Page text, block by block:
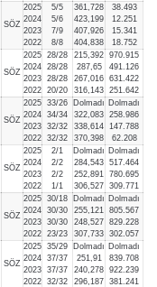
SÖZ
2025
2024
2023
2022
5/5
5/6
7/9
8/8
361,728
423,199
407,926
404,838
38.493
12.251
15.341
18.752
SÖZ
2025
2024
2023
2022
28/28
28/28
28/28
20/20
215,392
287,65
267,016
316,143
970.915
491.126
631.422
251.642
SÖZ
2025
2024
2023
2022
33/26
34/34
32/32
32/32
Dolmadı
322,083
338,614
370,398
Dolmadı
258.986
147.788
62.208
SÖZ
2025
2024
2023
2022
2/1
2/2
2/2
1/1
Dolmadı
284,543
252,891
306,527
Dolmadı
517.464
780.695
309.771
SÖZ
2025
2024
2023
2022
30/18
30/30
30/30
23/23
Dolmadı
255,121
248,527
307,733
Dolmadı
805.567
829.228
302.057
SÖZ
2025
2024
2023
2022
35/29
37/37
37/37
32/32
Dolmadı
251,91
240,278
296,187
Dolmadı
839.708
922.239
381.241